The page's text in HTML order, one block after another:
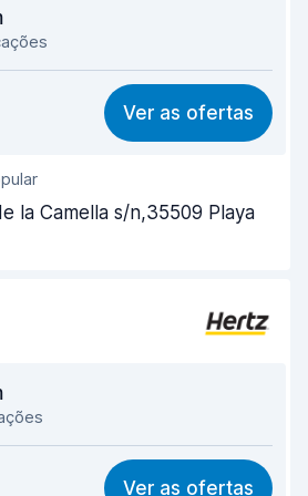
8,6
7,9
8,8
Ver as ofertas
la Camella s/n,35509 Playa
8,1
Ver as ofertas